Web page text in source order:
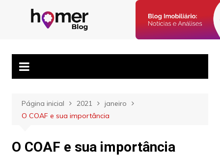
Blog Homer:
Mercado
Imobiliário,
Posts semanais sobre o mercado imobiliário e dicas para
corretores imobiliários encontrarem parceiros e venderem mais.
Página inicial 2021
janeiro
O COAF e sua importância
O COAF e sua importância